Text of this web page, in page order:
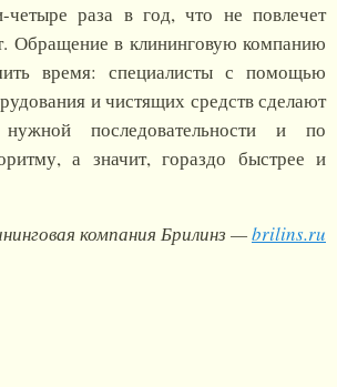
четыре раза в год, что не повлечет
Обращение в клининговую компанию
время: специалисты с помощью
и чистящих средств сделают
последовательности и по
а значит, гораздо быстрее и
компания Брилинз —brilins.ru